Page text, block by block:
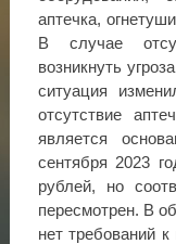
аптечка,
В случае
возникнуть
ситуация
отсутствие
является
сентября 2023
рублей, но
пересмотрен. В
нет требований